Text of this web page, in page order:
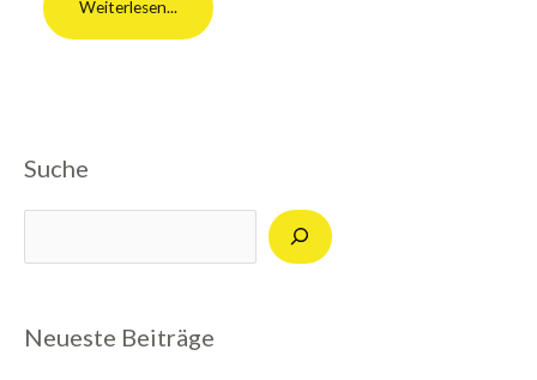
Weiterlesen...
Suche
Neueste Beiträge